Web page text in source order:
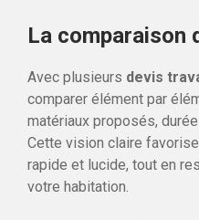
La comparaison
Avec plusieurs devis
comparer élément par
matériaux proposés,
Cette vision claire
rapide et lucide, tout en
votre habitation.